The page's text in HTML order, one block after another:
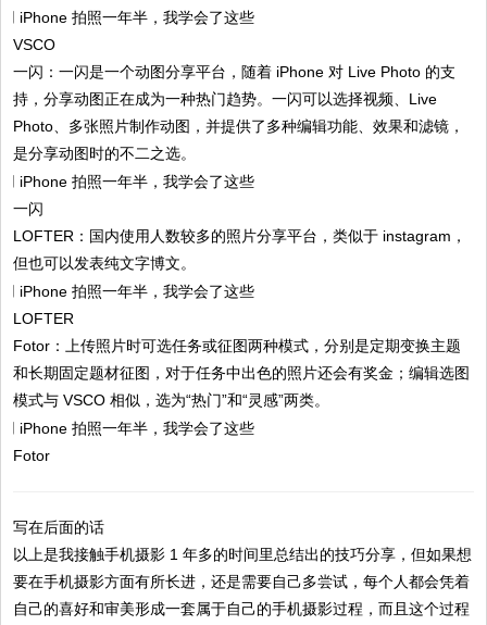
VSCO
一闪：一闪是一个动图分享平台，随着 iPhone 对 Live Photo 的支
持，分享动图正在成为一种热门趋势。一闪可以选择视频、Live
Photo、多张照片制作动图，并提供了多种编辑功能、效果和滤镜，
是分享动图时的不二之选。
一闪
LOFTER：国内使用人数较多的照片分享平台，类似于 instagram，
但也可以发表纯文字博文。
LOFTER
Fotor：上传照片时可选任务或征图两种模式，分别是定期变换主题
和长期固定题材征图，对于任务中出色的照片还会有奖金；编辑选图
模式与 VSCO 相似，选为“热门”和“灵感”两类。
Fotor
写在后面的话
以上是我接触手机摄影 1 年多的时间里总结出的技巧分享，但如果想
要在手机摄影方面有所长进，还是需要自己多尝试，每个人都会凭着
自己的喜好和审美形成一套属于自己的手机摄影过程，而且这个过程